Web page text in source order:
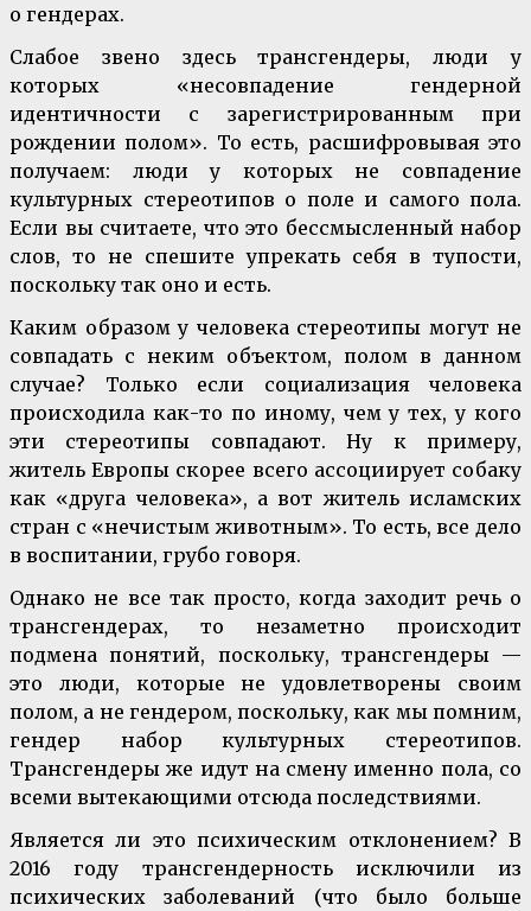
о гендерах.
Слабое звено здесь трансгендеры, люди у
которых «несовпадение гендерной
идентичности с зарегистрированным при
рождении полом». То есть, расшифровывая это
получаем: люди у которых не совпадение
культурных стереотипов о поле и самого пола.
Если вы считаете, что это бессмысленный набор
слов, то не спешите упрекать себя в тупости,
поскольку так оно и есть.
Каким образом у человека стереотипы могут не
совпадать с неким объектом, полом в данном
случае? Только если социализация человека
происходила как-то по иному, чем у тех, у кого
эти стереотипы совпадают. Ну к примеру,
житель Европы скорее всего ассоциирует собаку
как «друга человека», а вот житель исламских
стран с «нечистым животным». То есть, все дело
в воспитании, грубо говоря.
Однако не все так просто, когда заходит речь о
трансгендерах, то незаметно происходит
подмена понятий, поскольку, трансгендеры —
это люди, которые не удовлетворены своим
полом, а не гендером, поскольку, как мы помним,
гендер набор культурных стереотипов.
Трансгендеры же идут на смену именно пола, со
всеми вытекающими отсюда последствиями.
Является ли это психическим отклонением? В
2016 году трансгендерность исключили из
психических заболеваний (что было больше